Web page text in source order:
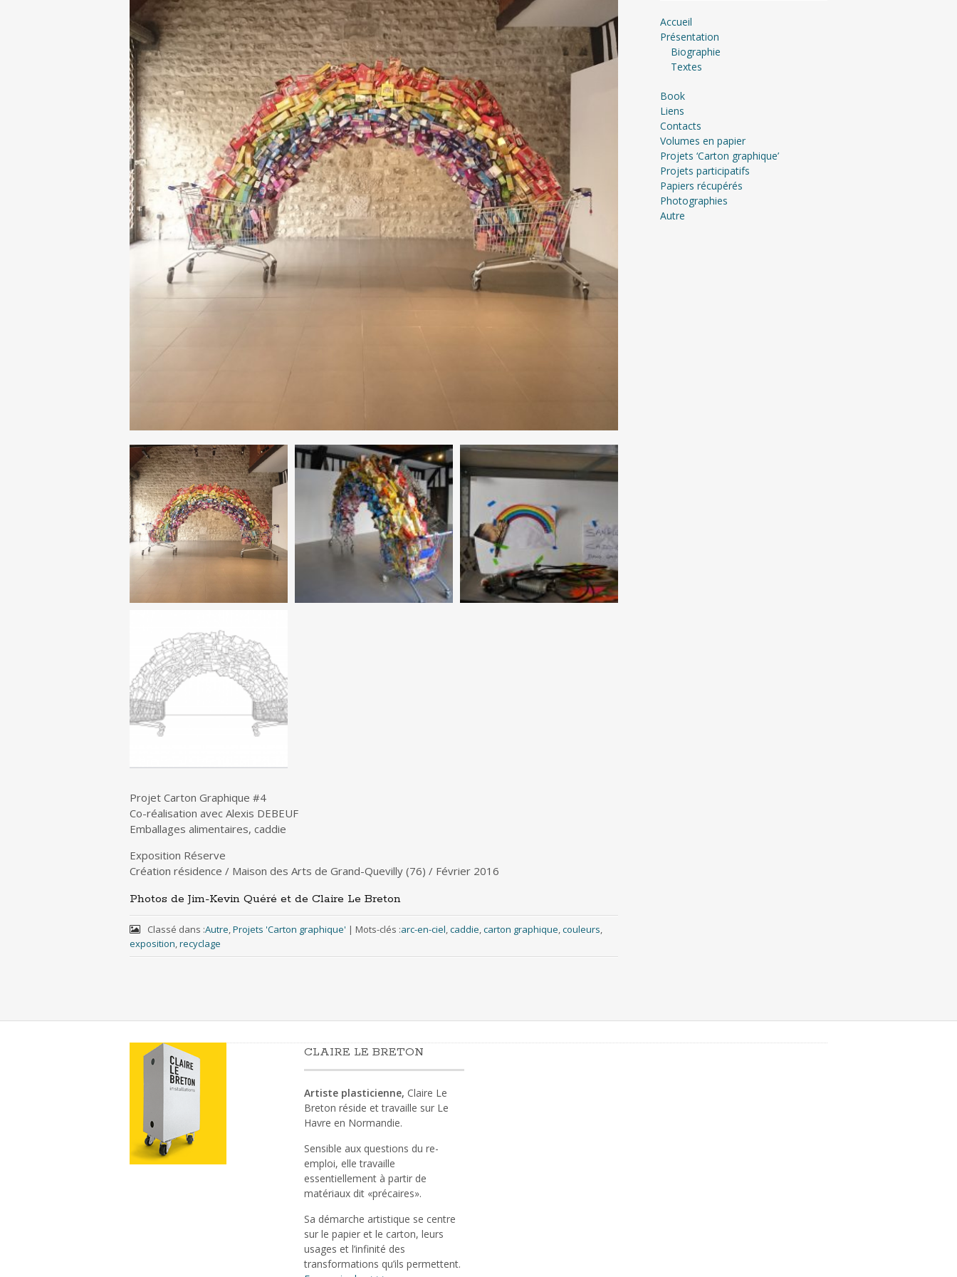
Projet Carton Graphique #4
Co-réalisation avec Alexis DEBEUF
Emballages alimentaires, caddie
Exposition Réserve
Création résidence / Maison des Arts de Grand-Quevilly (76) / Février 2016
Photos de Jim-Kevin Quéré et de Claire Le Breton
Classé dans :Autre,Projets 'Carton graphique' | Mots-clés :arc-en-ciel,caddie,carton graphique,couleurs,
exposition,recyclage
Accueil
Présentation
Biographie
Textes
Book
Liens
Contacts
Volumes en papier
Projets ‘Carton graphique’
Projets participatifs
Papiers récupérés
Photographies
Autre
CLAIRE LE BRETON
Artiste plasticienne, Claire Le
Breton réside et travaille sur Le
Havre en Normandie.
Sensible aux questions du re-
emploi, elle travaille
essentiellement à partir de
matériaux dit «précaires».
Sa démarche artistique se centre
sur le papier et le carton, leurs
usages et l’infinité des
transformations qu’ils permettent.